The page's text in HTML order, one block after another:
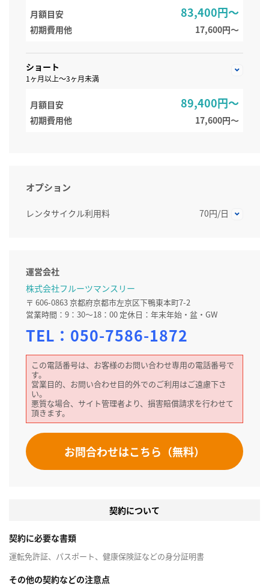
月額目安 83,400円～
初期費用他 17,600円〜
ショート
1ヶ月以上～3ヶ月未満
月額目安 89,400円～
初期費用他 17,600円〜
オプション
レンタサイクル利用料 70円/日
運営会社
株式会社フルーツマンスリー
〒 606-0863 京都府京都市左京区下鴨東本町7-2
営業時間：9：30～18：00 定休日：年末年始・盆・GW
TEL： 050-7586-1872
この電話番号は、お客様のお問い合わせ専用の電話番号で
す。
営業目的、お問い合わせ目的外でのご利用はご遠慮下さ
い。
悪質な場合、サイト管理者より、損害賠償請求を行わせて
頂きます。
お問合わせはこちら（無料）
契約について
契約に必要な書類
運転免許証、パスポート、健康保険証などの身分証明書
その他の契約などの注意点